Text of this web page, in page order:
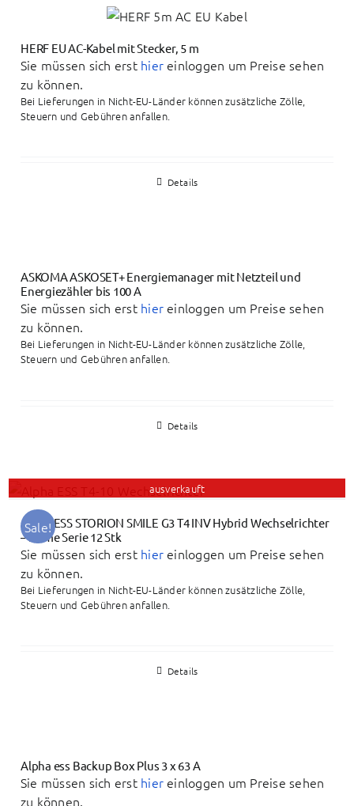
HERF EU AC-Kabel mit Stecker, 5 m
Sie müssen sich erst hier einloggen um Preise sehen
zu können.
Bei Lieferungen in Nicht-EU-Länder können zusätzliche Zölle,
Steuern und Gebühren anfallen.
Details
ASKOMA ASKOSET+ Energiemanager mit Netzteil und
Energiezähler bis 100 A
Sie müssen sich erst hier einloggen um Preise sehen
zu können.
Bei Lieferungen in Nicht-EU-Länder können zusätzliche Zölle,
Steuern und Gebühren anfallen.
Details
ausverkauft
Sale!
Alpha ESS STORION SMILE G3 T4 INV Hybrid Wechselrichter
– Home Serie 12 Stk
Sie müssen sich erst hier einloggen um Preise sehen
zu können.
Bei Lieferungen in Nicht-EU-Länder können zusätzliche Zölle,
Steuern und Gebühren anfallen.
Details
Alpha ess Backup Box Plus 3 x 63 A
Sie müssen sich erst hier einloggen um Preise sehen
zu können.